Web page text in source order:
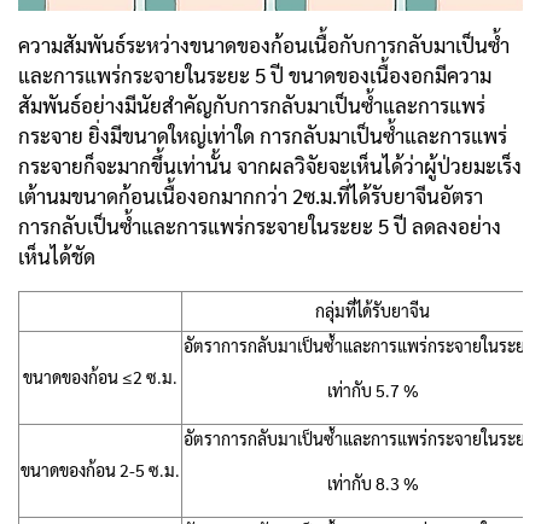
ความสัมพันธ์ระหว่างขนาดของก้อนเนื้อกับการกลับมาเป็นซ้ำ
และการแพร่กระจายในระยะ 5 ปี ขนาดของเนื้องอกมีความ
สัมพันธ์อย่างมีนัยสำคัญกับการกลับมาเป็นซ้ำและการแพร่
กระจาย ยิ่งมีขนาดใหญ่เท่าใด การกลับมาเป็นซ้ำและการแพร่
กระจายก็จะมากขึ้นเท่านั้น จากผลวิจัยจะเห็นได้ว่าผู้ป่วยมะเร็ง
เต้านมขนาดก้อนเนื้องอกมากกว่า 2ซ.ม.ที่ได้รับยาจีนอัตรา
การกลับเป็นซ้ำและการแพร่กระจายในระยะ 5 ปี ลดลงอย่าง
เห็นได้ชัด
กลุ่มที่ได้รับยาจีน
ขนาดของก้อน ≤2 ซ.ม.
อัตราการกลับมาเป็นซ้ำและการแพร่กระจายในระยะ
เท่ากับ 5.7 %
ขนาดของก้อน 2-5 ซ.ม.
อัตราการกลับมาเป็นซ้ำและการแพร่กระจายในระยะ
เท่ากับ 8.3 %